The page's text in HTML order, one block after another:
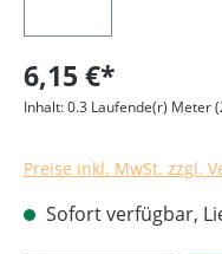
6,15 €*
Inhalt:0.3 Laufende(r) Meter
Preise inkl. MwSt. zzgl.
Sofort verfügbar,